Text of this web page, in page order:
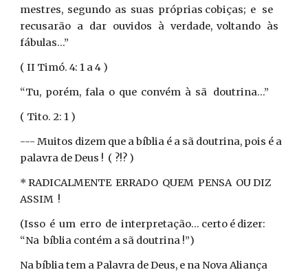
mestres, segundo as suas próprias cobiças; e se
recusarão a dar ouvidos à verdade, voltando às
fábulas...”
( II Timó. 4: 1 a 4 )
“Tu, porém, fala o que convém à sã doutrina...”
( Tito. 2: 1 )
--- Muitos dizem que a bíblia é a sã doutrina, pois é a
palavra de Deus ! ( ?!? )
* RADICALMENTE ERRADO QUEM PENSA OU DIZ
ASSIM !
(Isso é um erro de interpretação... certo é dizer:
“Na bíblia contém a sã doutrina !”)
Na bíblia tem a Palavra de Deus, e na Nova Aliança